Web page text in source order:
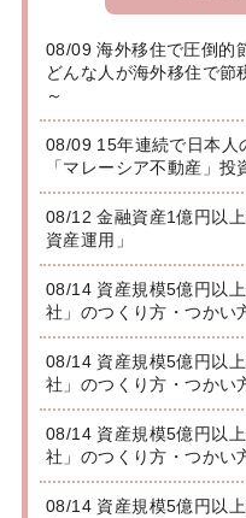
08/09 海外移住で圧倒的
どんな人が海外移住で節
～
08/09 15年連続で日本人
「マレーシア不動産」投
08/12 金融資産1億円以
資産運用」
08/14 資産規模5億円以
社」のつくり方・つかい
08/14 資産規模5億円以
社」のつくり方・つかい
08/14 資産規模5億円以
社」のつくり方・つかい
08/14 資産規模5億円以